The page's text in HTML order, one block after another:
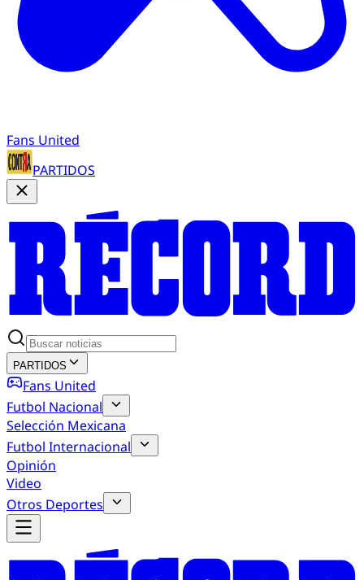
Fans United
PARTIDOS
PARTIDOS
Fans United
Futbol Nacional
Selección Mexicana
Futbol Internacional
Opinión
Video
Otros Deportes